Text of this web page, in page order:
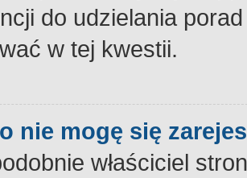
do udzielania
w tej kwestii.
nie mogę się
właściciel